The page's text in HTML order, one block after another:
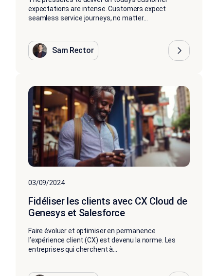
expectations are intense. Customers expect
seamless service journeys, no matter...
Sam Rector
03/09/2024
Fidéliser les clients avec CX Cloud de
Genesys et Salesforce
Faire évoluer et optimiser en permanence
l’expérience client (CX) est devenu la norme. Les
entreprises qui cherchent à...